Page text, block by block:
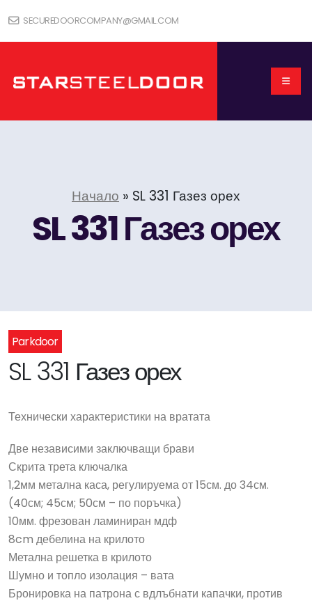
SECUREDOORCOMPANY@GMAIL.COM
Начало » SL 331 Газез орех
SL 331 Газез орех
Parkdoor
SL 331 Газез орех
Технически характеристики на вратата
Две независими заключващи брави
Скрита трета ключалка
1,2мм метална каса, регулируема от 15см. до 34см.
(40см; 45см; 50см – по поръчка)
10мм. фрезован ламиниран мдф
8cm дебелина на крилото
Метална решетка в крилото
Шумно и топло изолация – вата
Бронировка на патрона с вдлъбнати капачки, против